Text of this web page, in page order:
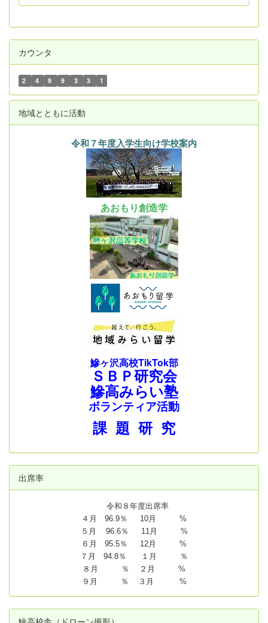
カウンタ
2 4 9 9 3 3 1
地域とともに活動
令和７年度入学生向け学校案内
あおもり創造学
鰺ヶ沢高校TikTok部
ＳＢＰ研究会
鰺高みらい塾
ボランティア活動
課 題 研 究
出席率
令和８年度出席率
４月 96.9％ 10月 %
５月 96.6％ 11月 %
６月 95.5％ 12月 %
７月 94.8％ １月 ％
８月 ％ ２月 %
９月 ％ ３月 %